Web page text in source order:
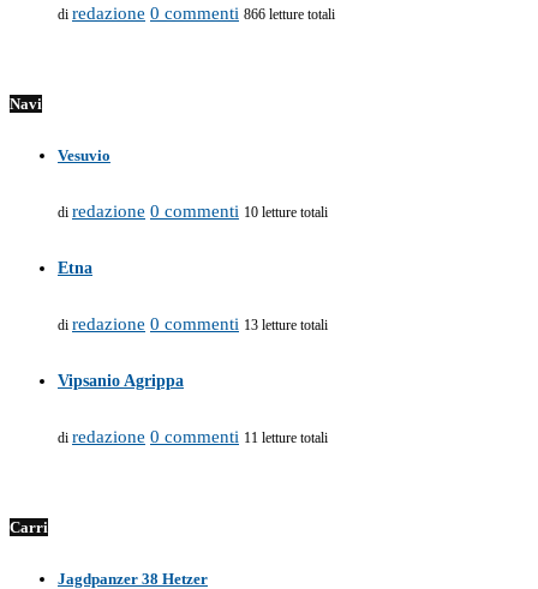
di redazione 0 commenti 866 letture totali
Navi
Vesuvio
di redazione 0 commenti 10 letture totali
Etna
di redazione 0 commenti 13 letture totali
Vipsanio Agrippa
di redazione 0 commenti 11 letture totali
Carri
Jagdpanzer 38 Hetzer